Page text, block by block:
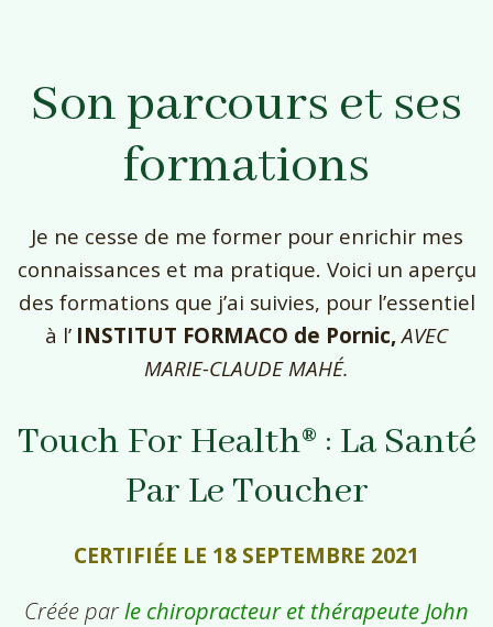
Son parcours et ses
formations
Je ne cesse de me former pour enrichir mes
connaissances et ma pratique. Voici un aperçu
des formations que j’ai suivies, pour l’essentiel
à l’ INSTITUT FORMACO de Pornic,AVEC
MARIE-CLAUDE MAHÉ.
Touch For Health® : La Santé
Par Le Toucher
CERTIFIÉE LE 18 SEPTEMBRE 2021
Créée parle chiropracteur et thérapeute John